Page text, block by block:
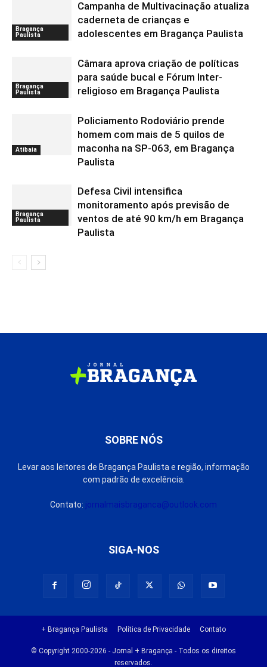
Bragança
Paulista
Campanha de Multivacinação atualiza
caderneta de crianças e
adolescentes em Bragança Paulista
Bragança
Paulista
Câmara aprova criação de políticas
para saúde bucal e Fórum Inter-
religioso em Bragança Paulista
Atibaia
Policiamento Rodoviário prende
homem com mais de 5 quilos de
maconha na SP-063, em Bragança
Paulista
Bragança
Paulista
Defesa Civil intensifica
monitoramento após previsão de
ventos de até 90 km/h em Bragança
Paulista
SOBRE NÓS
Levar aos leitores de Bragança Paulista e região, informação
com padrão de excelência.
Contato: jornalmaisbraganca@outlook.com
SIGA-NOS
+ Bragança Paulista Política de Privacidade Contato
© Copyright 2000-2026 - Jornal + Bragança - Todos os direitos
reservados.